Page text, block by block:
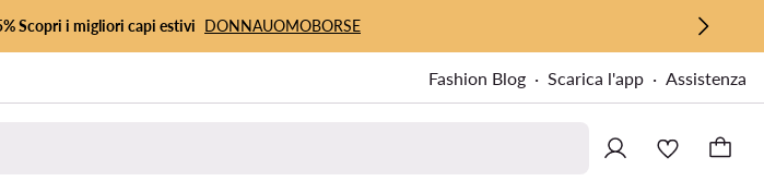
Scopri i migliori capi estivi DONNAUOMOBORSE
Fashion Blog Scarica l'app Assistenza